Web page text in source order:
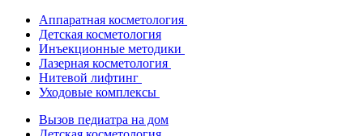
Аппаратная косметология
Детская косметология
Инъекционные методики
Лазерная косметология
Нитевой лифтинг
Уходовые комплексы
Вызов педиатра на дом